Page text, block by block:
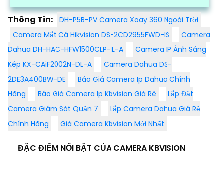
Thông Tin:
DH-P5B-PV Camera Xoay 360 Ngoài Trời
Camera Mắt Cá Hikvision DS-2CD2955FWD-IS
Camera
Dahua DH-HAC-HFW1500CLP-IL-A
Camera IP Ánh Sáng
Kép KX-CAiF2002N-DL-A
Camera Dahua DS-
2DE3A400BW-DE
Báo Giá Camera Ip Dahua Chính
Hãng
Báo Giá Camera Ip Kbvision Giá Rè
Lắp Đặt
Camera Giám Sát Quận 7
Lắp Camera Dahua Giá Rẻ
Chính Hãng
Giá Camera Kbvision Mới Nhất
ĐẶC ĐIỂM NỔI BẬT CỦA CAMERA KBVISION